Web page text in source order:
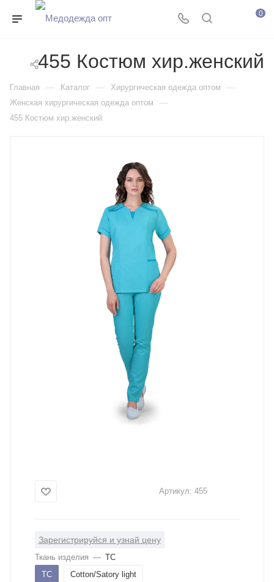
0
455 Костюм хир.женский
Главная — Каталог — Хирургическая одежда оптом —
Женская хирургическая одежда оптом —
455 Костюм хир.женский
Артикул: 455
Зарегистрируйся и узнай цену
Ткань изделия — ТС
ТС
Cotton/Satory light